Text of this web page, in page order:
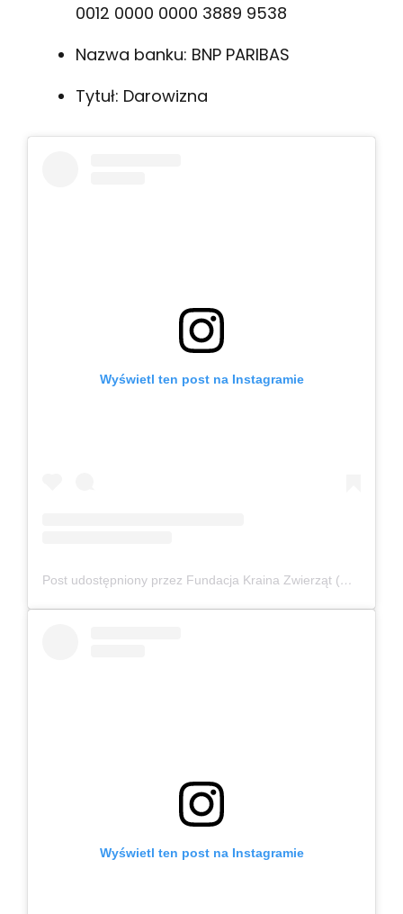
0012 0000 0000 3889 9538
Nazwa banku: BNP PARIBAS
Tytuł: Darowizna
Wyświetl ten post na Instagramie
Post udostępniony przez Fundacja Kraina Zwierząt (@fundacjakrainazwierzat)
Wyświetl ten post na Instagramie